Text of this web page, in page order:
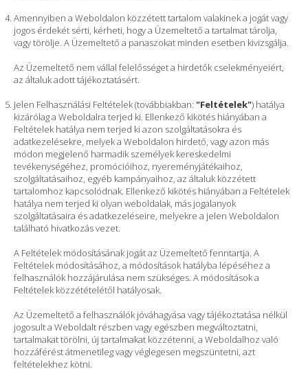
Amennyiben a Weboldalon közzétett tartalom valakinek a jogát vagy
jogos érdekét sérti, kérheti, hogy a Üzemeltető a tartalmat tárolja,
vagy törölje. A Üzemeltető a panaszokat minden esetben kivizsgálja.
Az Üzemeltető nem vállal felelősséget a hirdetők cselekményeiért,
az általuk adott tájékoztatásért.
Jelen Felhasználási Feltételek (továbbiakban: "Feltételek") hatálya
kizárólag a Weboldalra terjed ki. Ellenkező kikötés hiányában a
Feltételek hatálya nem terjed ki azon szolgáltatásokra és
adatkezelésekre, melyek a Weboldalon hirdető, vagy azon más
módon megjelenő harmadik személyek kereskedelmi
tevékenységéhez, promócióihoz, nyereményjátékaihoz,
szolgáltatásaihoz, egyéb kampányaihoz, az általuk közzétett
tartalomhoz kapcsolódnak. Ellenkező kikötés hiányában a Feltételek
hatálya nem terjed ki olyan weboldalak, más jogalanyok
szolgáltatásaira és adatkezeléseire, melyekre a jelen Weboldalon
található hivatkozás vezet.
A Feltételek módosításának jogát az Üzemeltető fenntartja. A
Feltételek módosításához, a módosítások hatályba lépéséhez a
felhasználók hozzájárulása nem szükséges. A módosítások a
Feltételek közzétételétől hatályosak.
Az Üzemeltető a felhasználók jóváhagyása vagy tájékoztatása nélkül
jogosult a Weboldalt részben vagy egészben megváltoztatni,
tartalmakat törölni, új tartalmakat közzétenni, a Weboldalhoz való
hozzáférést átmenetileg vagy véglegesen megszüntetni, azt
feltételekhez kötni.